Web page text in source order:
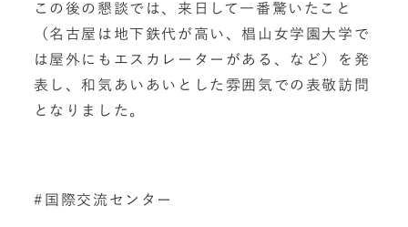
この後の懇談では、来日して一番驚いたこと
（名古屋は地下鉄代が高い、椙山女学園大学で
は屋外にもエスカレーターがある、など）を発
表し、和気あいあいとした雰囲気での表敬訪問
となりました。
国際交流センター